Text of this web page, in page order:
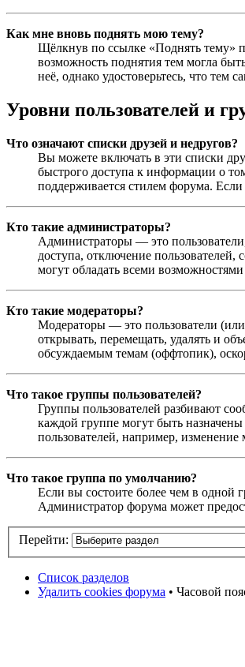
Как мне вновь поднять мою тему?
Щёлкнув по ссылке «Поднять тему»
возможность поднятия тем могла
неё, однако удостоверьтесь, что тем
Уровни пользователей и
Что означают списки друзей и недругов?
Вы можете включать в эти списки
быстрого доступа к информации о
поддерживается стилем форума.
Кто такие администраторы?
Администраторы — это
доступа, отключение
могут обладать всеми
Кто такие модераторы?
Модераторы — это пользователи
открывать, перемещать, удалять и
обсуждаемым темам (оффтопик),
Что такое группы пользователей?
Группы пользователей разбивают
каждой группе могут быть
пользователей, например, изменение
Что такое группа по умолчанию?
Если вы состоите более чем в одной
Администратор форума может
Перейти:
Список разделов
Удалить cookies форума • Часовой